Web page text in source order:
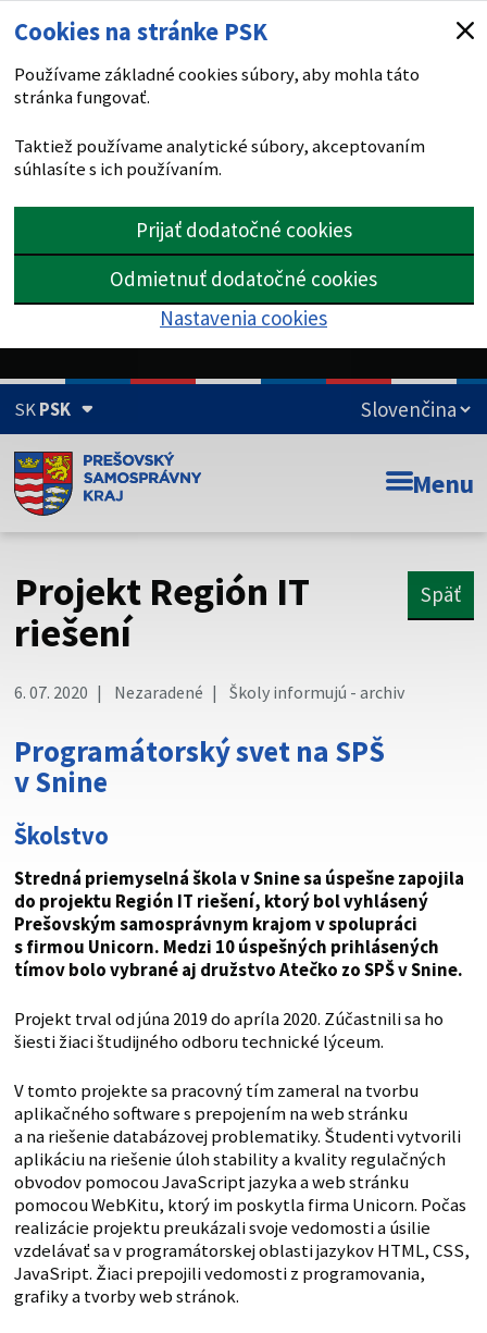
Cookies na stránke PSK
Používame základné cookies súbory, aby mohla táto
stránka fungovať.
Taktiež používame analytické súbory, akceptovaním
súhlasíte s ich používaním.
Prijať dodatočné cookies
Odmietnuť dodatočné cookies
Nastavenia cookies
SKPSK
Doména psk.sk je oficiálna
Toto je oficiálna webová stránka Prešovského
Táto stránka je zabezpečená
cez zabezpečenú webovú stránku. Zabezpečená stránka
vždy začína https:// pred názvom domény webového sídla.
Menu
Projekt Región IT
riešení
Späť
6. 07. 2020 Nezaradené Školy informujú - archiv
Programátorský svet na SPŠ
v Snine
Školstvo
Stredná priemyselná škola v Snine sa úspešne zapojila
do projektu Región IT riešení, ktorý bol vyhlásený
Prešovským samosprávnym krajom v spolupráci
s firmou Unicorn. Medzi 10 úspešných prihlásených
tímov bolo vybrané aj družstvo Atečko zo SPŠ v Snine.
Projekt trval od júna 2019 do apríla 2020. Zúčastnili sa ho
šiesti žiaci študijného odboru technické lýceum.
V tomto projekte sa pracovný tím zameral na tvorbu
aplikačného software s prepojením na web stránku
a na riešenie databázovej problematiky. Študenti vytvorili
aplikáciu na riešenie úloh stability a kvality regulačných
obvodov pomocou JavaScript jazyka a web stránku
pomocou WebKitu, ktorý im poskytla firma Unicorn. Počas
realizácie projektu preukázali svoje vedomosti a úsilie
vzdelávať sa v programátorskej oblasti jazykov HTML, CSS,
JavaSript. Žiaci prepojili vedomosti z programovania,
grafiky a tvorby web stránok.